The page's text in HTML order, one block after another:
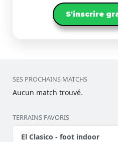
S'inscrire
SES PROCHAINS MATCHS
Aucun match trouvé.
TERRAINS FAVORIS
El Clasico - foot indoor